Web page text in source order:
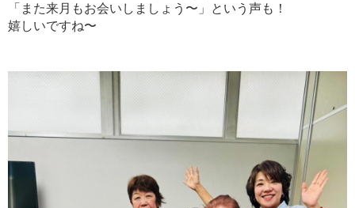
「また来月もお会いしましょう〜」という声も！
嬉しいですね〜